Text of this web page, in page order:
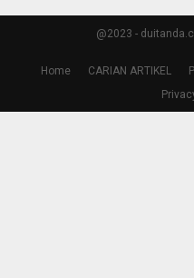
@2023 -
Home CARIAN ARTIKEL